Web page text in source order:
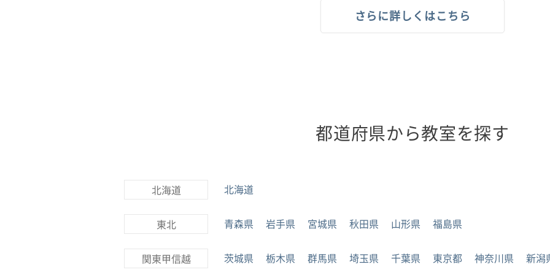
さらに詳しくはこちら
都道府県から教室を探す
北海道 北海道
東北 青森県 岩手県 宮城県 秋田県 山形県 福島県
関東甲信越 茨城県 栃木県 群馬県 埼玉県 千葉県 東京都 神奈川県 新潟